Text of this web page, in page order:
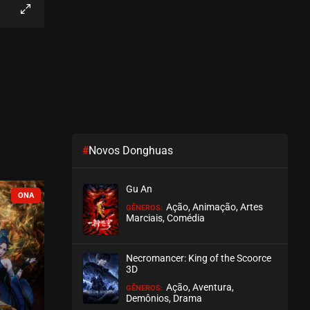
EPISÓDIO 17
ASSISTIDO
EPISÓDIO 15
COMPLETO COMPLETO
#Novos Donghuas
Gu An
GÊNEROS: Ação, Animação, Artes
Marciais, Comédia
Necromancer: King of the Scoorce
3D
GÊNEROS: Ação, Aventura,
Demônios, Drama